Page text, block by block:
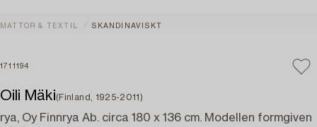
MATTOR & TEXTIL SKANDINAVISKT
1711194
Oili Mäki(Finland, 1925-2011)
rya, Oy Finnrya Ab. circa 180 x 136 cm. Modellen formgiven